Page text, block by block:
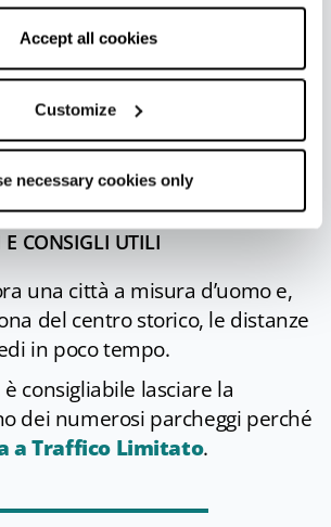
only the technical cookies for the
of the website will be used.
Accept all cookies
Customize
necessary cookies only
di rilievo, si
Repubblica delle Idee,
Fair, ArteFiera, Nerd Show, Slow
CONSIGLI UTILI
una città a misura d’uomo e,
del centro storico, le distanze
in poco tempo.
consigliabile lasciare la
dei numerosi parcheggi perché
a Traffico Limitato.